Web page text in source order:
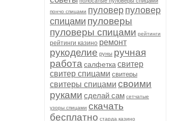
пончо спицами пуловер пуловер
спицами пуловеры
пуловеры спицами рейтинги
рейтинги казино ремонт
рукоделие руны ручная
работа салфетка свитер
свитер спицами свитеры
свитеры спицами своими
руками сделай сам сетчатые
узоры спицами скачать
бесплатно старда казино